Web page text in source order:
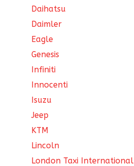
Daihatsu
Daimler
Eagle
Genesis
Infiniti
Innocenti
Isuzu
Jeep
KTM
Lincoln
London Taxi International